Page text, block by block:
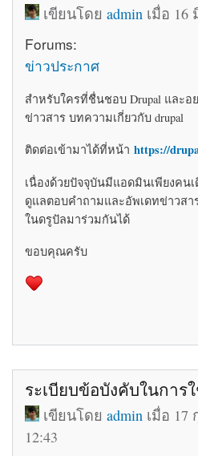
เขียนโดยadmin เมื่อ 16
Forums:
ข่าวประกาศ
สำหรับใครที่ชื่นชอบ Drupal และอ
ข่าวสาร บทความเกี่ยวกับ drupal
ติดต่อเข้ามาได้ที่หน้า https://
เนื่องด้วยปัจจุบันมีแอดมินเพียงคน
ดูแลตอบคำถามและอัพเดทข่าวสา
ในดรูปัลมาร่วมกันได้
ขอบคุณครับ
about รับสมัครทีมงานอัพเด
ระเบียบข้อบังคับในการใ
เขียนโดยadmin เมื่อ 17
12:43